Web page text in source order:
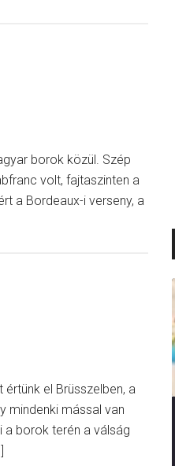
borok közül. Szép
volt, fajtaszinten a
a Bordeaux-i verseny, a
el Brüsszelben, a
mindenki mással van
a borok terén a válság